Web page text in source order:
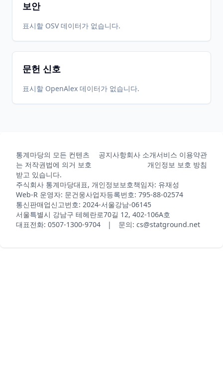
보안
표시할 OSV 데이터가 없습니다.
문헌 신호
표시할 OpenAlex 데이터가 없습니다.
통계마당의 모든 컨텐츠
는 저작권법에 의거 보호
받고 있습니다.
공지사항회사 소개서비스 이용약관
개인정보 보호 방침
주식회사 통계마당대표, 개인정보보호책임자: 유재성
Web-R 운영자: 문건웅사업자등록번호: 795-88-02574
통신판매업신고번호: 2024-서울강남-06145
서울특별시 강남구 테헤란로70길 12, 402-106A호
대표전화: 0507-1300-9704 | 문의: cs@statground.net